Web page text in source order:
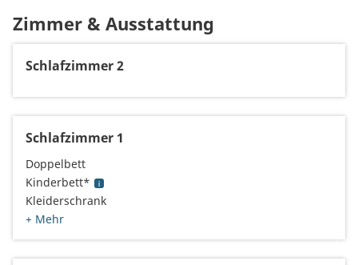
Zimmer & Ausstattung
Schlafzimmer 2
Schlafzimmer 1
Doppelbett
Kinderbett*
Kleiderschrank
+ Mehr